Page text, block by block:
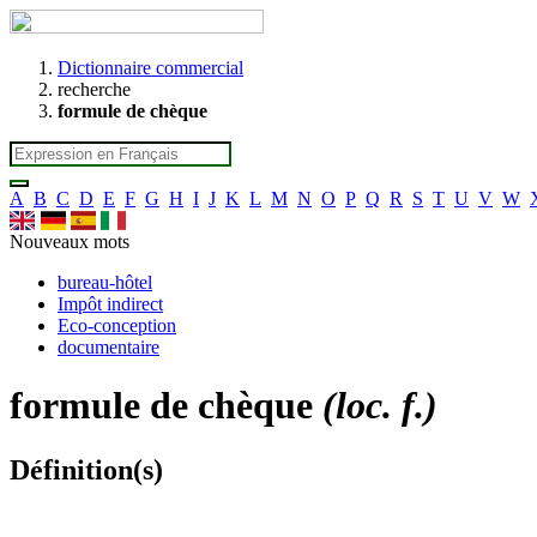
Dictionnaire commercial
recherche
formule de chèque
A B C D E F G H I J K L M N O P Q R S T U V W
Nouveaux mots
bureau-hôtel
Impôt indirect
Eco-conception
documentaire
formule de chèque (loc. f.)
Définition(s)